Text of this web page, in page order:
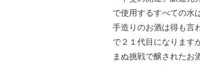
で使用するすべての水
手造りのお酒は得も言
で２１代目になります
まぬ挑戦で醸されたお